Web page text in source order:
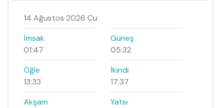
14 Ağustos 2026 Cu
İmsak
01:47
Güneş
05:32
Öğle
13:33
İkindi
17:37
Akşam
Yatsı